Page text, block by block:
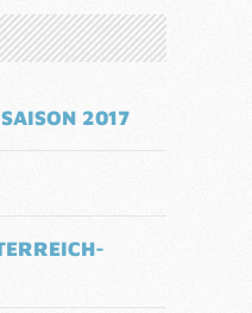
2017